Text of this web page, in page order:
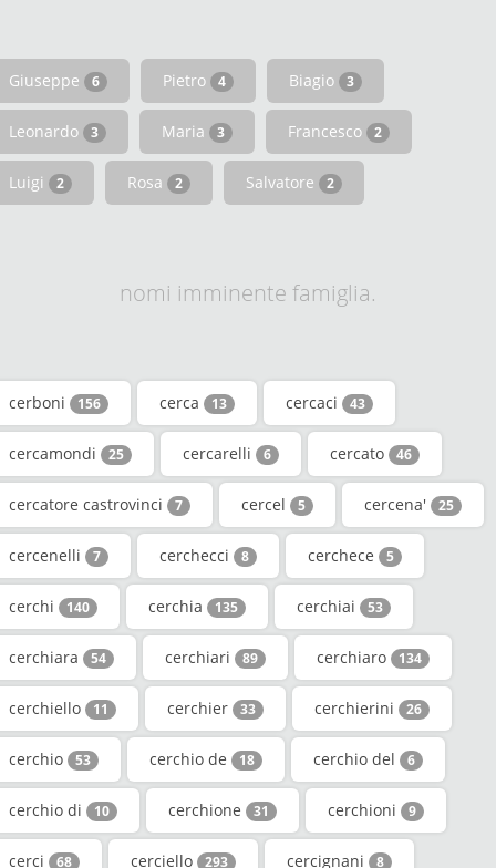
Giuseppe 6 Pietro 4 Biagio 3
Leonardo 3 Maria 3 Francesco 2
Luigi 2 Rosa 2 Salvatore 2
nomi imminente famiglia.
cerboni 156 cerca 13 cercaci 43
cercamondi 25 cercarelli 6 cercato 46
cercatore castrovinci 7 cercel 5 cercena' 25
cercenelli 7 cerchecci 8 cerchece 5
cerchi 140 cerchia 135 cerchiai 53
cerchiara 54 cerchiari 89 cerchiaro 134
cerchiello 11 cerchier 33 cerchierini 26
cerchio 53 cerchio de 18 cerchio del 6
cerchio di 10 cerchione 31 cerchioni 9
cerci 68 cerciello 293 cercignani 8